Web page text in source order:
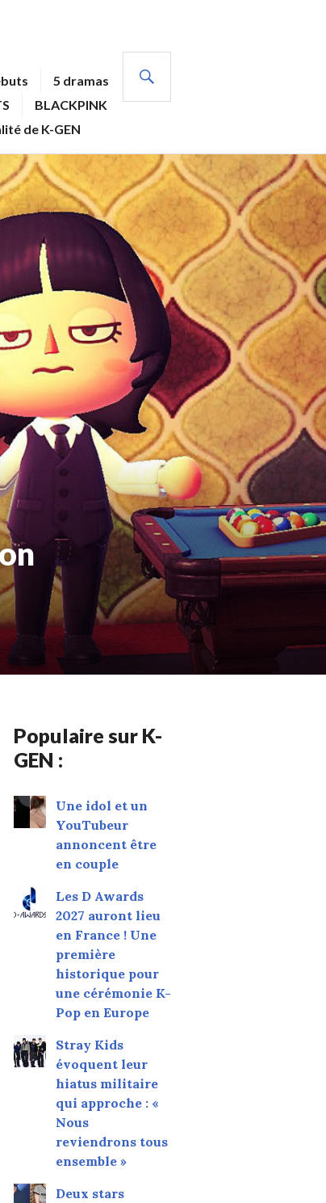
5 dramas
BLACKPINK
de K-GEN
Populaire sur K-
GEN :
Une idol et un
YouTubeur
annoncent être
en couple
Les D Awards
2027 auront lieu
en France ! Une
première
historique pour
une cérémonie K-
Pop en Europe
Stray Kids
évoquent leur
hiatus militaire
qui approche : «
Nous
reviendrons tous
ensemble »
Deux stars